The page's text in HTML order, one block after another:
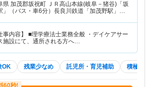
県 加茂郡坂祝町 ＪＲ高山本線(岐阜－猪谷)「坂
」（バス・車6分）長良川鉄道「加茂野駅」
事内容】 ■理学療法士業務全般 ・デイケアサー
施設にて、通所される方へ…
OK 残業少なめ 託児所・育児補助 積極採